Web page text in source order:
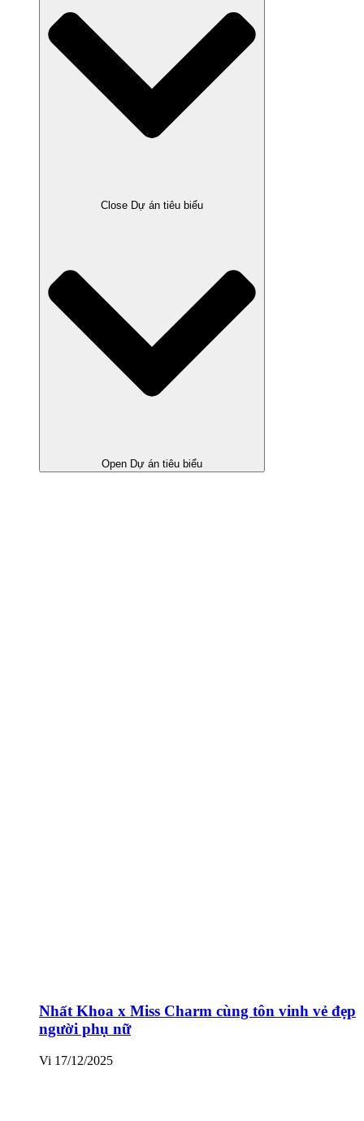
Close Dự án tiêu biểu
Open Dự án tiêu biểu
Nhất Khoa x Miss Charm cùng tôn vinh vẻ đẹp
người phụ nữ
Vi 17/12/2025